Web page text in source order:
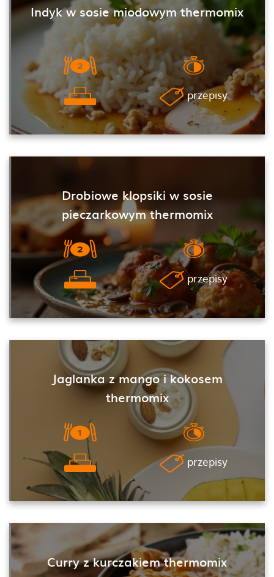
Indyk w sosie miodowym thermomix
przepisy
Drobiowe klopsiki w sosie
pieczarkowym thermomix
przepisy
Jaglanka z mango i kokosem
thermomix
przepisy
Curry z kurczakiem thermomix